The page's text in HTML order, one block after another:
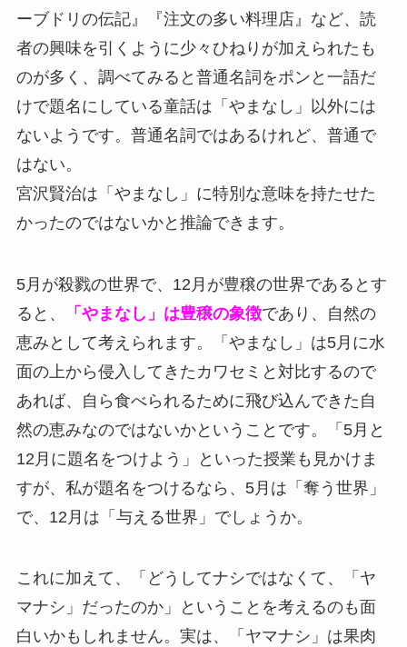
ーブドリの伝記』『注文の多い料理店』など、読
者の興味を引くように少々ひねりが加えられたも
のが多く、調べてみると普通名詞をポンと一語だ
けで題名にしている童話は「やまなし」以外には
ないようです。普通名詞ではあるけれど、普通で
はない。
宮沢賢治は「やまなし」に特別な意味を持たせた
かったのではないかと推論できます。
5月が殺戮の世界で、12月が豊穣の世界であるとす
ると、
「やまなし」は豊穣の象徴であり、自然の
恵みとして考えられます。「やまなし」は5月に水
面の上から侵入してきたカワセミと対比するので
あれば、自ら食べられるために飛び込んできた自
然の恵みなのではないかということです。「5月と
12月に題名をつけよう」といった授業も見かけま
すが、私が題名をつけるなら、5月は「奪う世界」
で、12月は「与える世界」でしょうか。
これに加えて、「どうしてナシではなくて、「ヤ
マナシ」だったのか」ということを考えるのも面
白いかもしれません。実は、「ヤマナシ」は果肉